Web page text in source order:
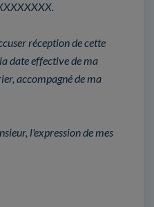
réception de cette
date effective de ma
accompagné de ma
l'expression de mes